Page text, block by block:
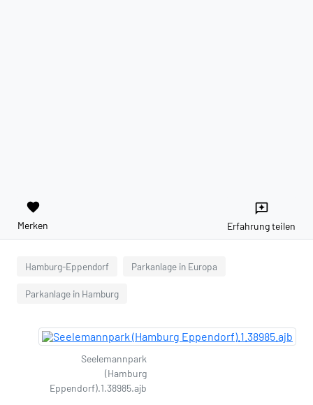
favorite
Merken
reviews
Erfahrung teilen
Hamburg-Eppendorf Parkanlage in Europa
Parkanlage in Hamburg
Seelemannpark
(Hamburg
Eppendorf).1.38985.ajb